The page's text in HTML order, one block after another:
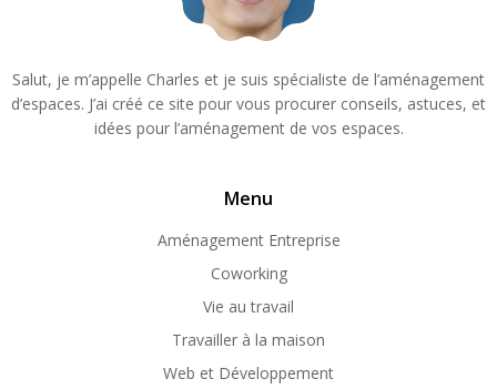
Salut, je m’appelle Charles et je suis spécialiste de l’aménagement
d’espaces. J’ai créé ce site pour vous procurer conseils, astuces, et
idées pour l’aménagement de vos espaces.
Menu
Aménagement Entreprise
Coworking
Vie au travail
Travailler à la maison
Web et Développement